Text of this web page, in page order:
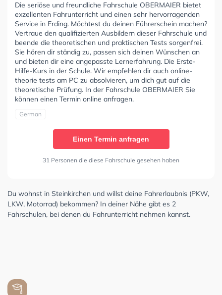
Die seriöse und freundliche Fahrschule OBERMAIER bietet
exzellenten Fahrunterricht und einen sehr hervorragenden
Service in Erding. Möchtest du deinen Führerschein machen?
Vertraue den qualifizierten Ausbildern dieser Fahrschule und
beende die theoretischen und praktischen Tests sorgenfrei.
Sie hören dir ständig zu, passen sich deinen Wünschen an
und bieten dir eine angepasste Lernerfahrung. Die Erste-
Hilfe-Kurs in der Schule. Wir empfehlen dir auch online-
theorie tests am PC zu absolvieren, um dich gut auf die
theoretische Prüfung. In der Fahrschule OBERMAIER Sie
können einen Termin online anfragen.
German
Einen Termin anfragen
31 Personen die diese Fahrschule gesehen haben
Du wohnst in Steinkirchen und willst deine Fahrerlaubnis (PKW,
LKW, Motorrad) bekommen? In deiner Nähe gibt es 2
Fahrschulen, bei denen du Fahrunterricht nehmen kannst.